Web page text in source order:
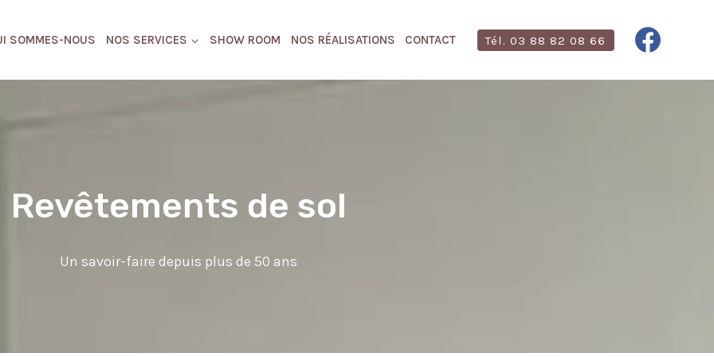
SOMMES-NOUS NOS SERVICES SHOW ROOM NOS RÉALISATIONS CONTACT Tél. 03 88 82 08 66
Revêtements de sol
Un savoir-faire depuis plus de 50 ans